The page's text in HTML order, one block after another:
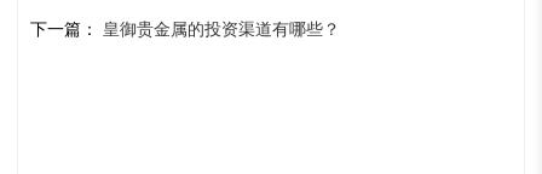
下一篇： 皇御贵金属的投资渠道有哪些？